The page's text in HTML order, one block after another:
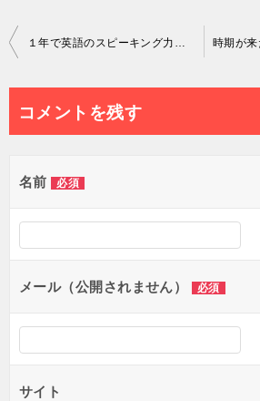
投
ナ
ビ
ゲ
１年で英語のスピーキング力をTOEIC200点分アップさせる！これが超具体的な実現可能英語学習スケジュールだ！
コメントを残す
名前 必須
メール（公開されません） 必須
サイト